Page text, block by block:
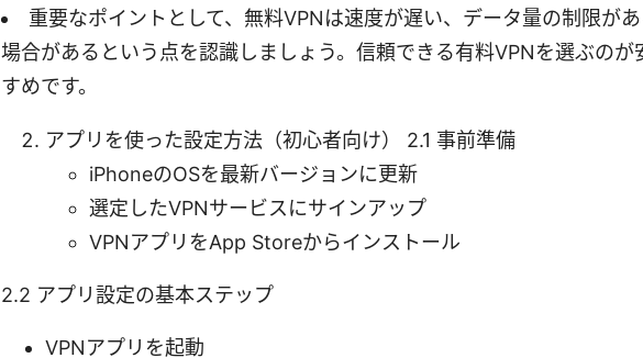
重要なポイントとして、無料VPNは速度が遅い、データ量の制限が
場合があるという点を認識しましょう。信頼できる有料VPNを選ぶのが
すめです。
アプリを使った設定方法（初心者向け） 2.1 事前準備
iPhoneのOSを最新バージョンに更新
選定したVPNサービスにサインアップ
VPNアプリをApp Storeからインストール
2.2 アプリ設定の基本ステップ
VPNアプリを起動